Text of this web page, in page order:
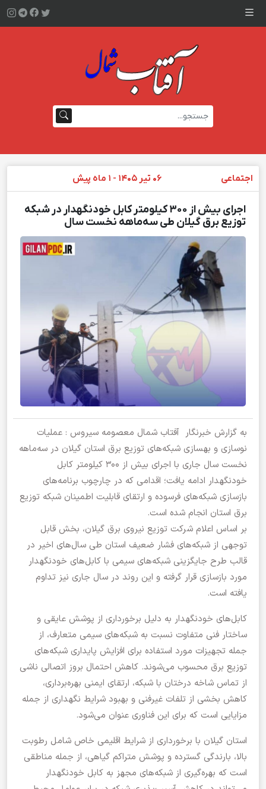
اجتماعی ۰۶ تیر ۱۴۰۵ - ۱ ماه پیش
اجرای بیش از ۳۰۰ كیلومتر كابل خودنگهدار در شبكه
توزیع برق گیلان طی سه‌ماهه نخست سال
به گزارش خبرنگار آفتاب شمال معصومه سیروس : عملیات
نوسازی و بهسازی شبکه‌های توزیع برق استان گیلان در سه‌ماهه
نخست سال جاری با اجرای بیش از ۳۰۰ کیلومتر کابل
خودنگهدار ادامه یافت؛ اقدامی که در چارچوب برنامه‌های
بازسازی شبکه‌های فرسوده و ارتقای قابلیت اطمینان شبکه توزیع
برق استان انجام شده است.
بر اساس اعلام شرکت توزیع نیروی برق گیلان، بخش قابل
توجهی از شبکه‌های فشار ضعیف استان طی سال‌های اخیر در
قالب طرح جایگزینی شبکه‌های سیمی با کابل‌های خودنگهدار
مورد بازسازی قرار گرفته و این روند در سال جاری نیز تداوم
یافته است.
‌کابل‌های خودنگهدار به دلیل برخورداری از پوشش عایقی و
ساختار فنی متفاوت نسبت به شبکه‌های سیمی متعارف، از
جمله تجهیزات مورد استفاده برای افزایش پایداری شبکه‌های
توزیع برق محسوب می‌شوند. کاهش احتمال بروز اتصالی ناشی
از تماس شاخه درختان با شبکه، ارتقای ایمنی بهره‌برداری،
کاهش بخشی از تلفات غیرفنی و بهبود شرایط نگهداری از جمله
مزایایی است که برای این فناوری عنوان می‌شود.
‌استان گیلان با برخورداری از شرایط اقلیمی خاص شامل رطوبت
بالا، بارندگی گسترده و پوشش متراکم گیاهی، از جمله مناطقی
است که بهره‌گیری از شبکه‌های مجهز به کابل خودنگهدار